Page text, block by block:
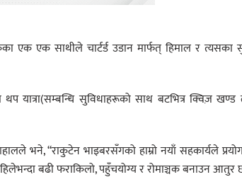
एक साथीले चार्टर्ड उडान मार्फत् हिमाल र त्यसका
यात्रा(सम्बन्धि सुविधाहरूको साथ बटभित्र क्विज़
भने, “राकुटेन भाइबरसँगको हाम्रो नयाँ सहकार्यले
बढी फराकिलो, पहुँचयोग्य र रोमाञ्चक बनाउन आतुर